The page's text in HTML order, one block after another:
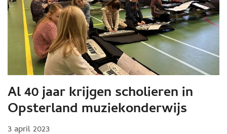
Al 40 jaar krijgen scholieren in
Opsterland muziekonderwijs
3 april 2023